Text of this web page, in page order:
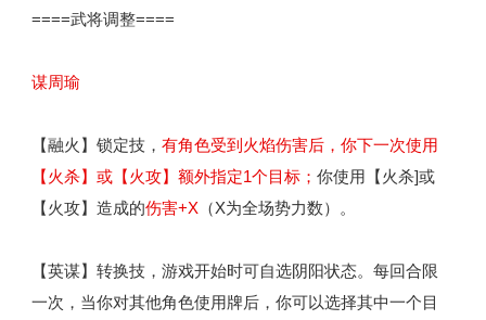
====武将调整====
谋周瑜
【融火】锁定技，有角色受到火焰伤害后，你下一次使用
【火杀】或【火攻】额外指定1个目标；你使用【火杀]或
【火攻】造成的伤害+X （X为全场势力数）。
【英谋】转换技，游戏开始时可自选阴阳状态。每回合限
一次，当你对其他角色使用牌后，你可以选择其中一个目